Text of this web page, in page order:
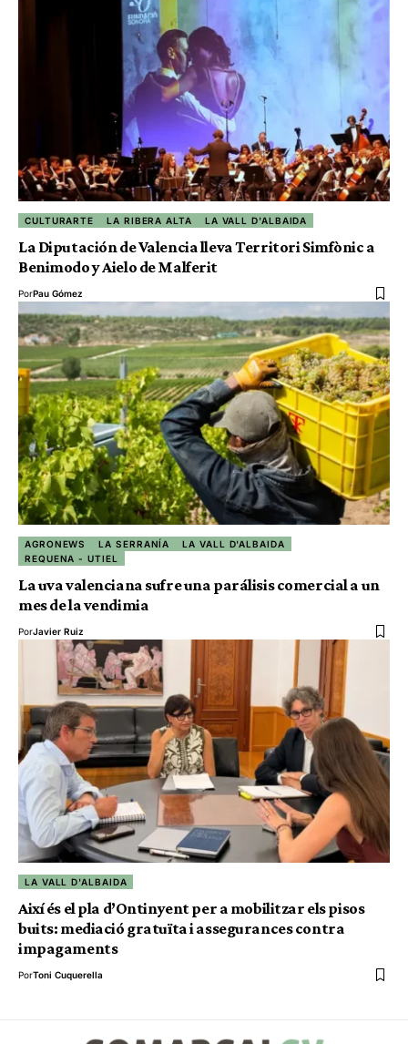
CULTURARTE LA RIBERA ALTA LA VALL D'ALBAIDA
La Diputación de Valencia lleva Territori Simfònic a
Benimodo y Aielo de Malferit
PorPau Gómez
AGRONEWS LA SERRANÍA
LA VALL D'ALBAIDA
REQUENA - UTIEL
La uva valenciana sufre una parálisis comercial a un
mes de la vendimia
PorJavier Ruiz
LA VALL D'ALBAIDA
Així és el pla d’Ontinyent per a mobilitzar els pisos
buits: mediació gratuïta i assegurances contra
impagaments
PorToni Cuquerella